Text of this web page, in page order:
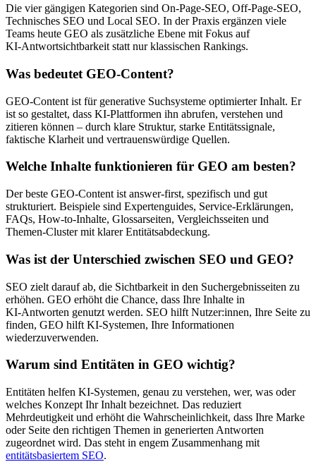
Die vier gängigen Kategorien sind On‑Page‑SEO, Off‑Page‑SEO,
Technisches SEO und Local SEO. In der Praxis ergänzen viele
Teams heute GEO als zusätzliche Ebene mit Fokus auf
KI‑Antwortsichtbarkeit statt nur klassischen Rankings.
Was bedeutet GEO‑Content?
GEO‑Content ist für generative Suchsysteme optimierter Inhalt. Er
ist so gestaltet, dass KI‑Plattformen ihn abrufen, verstehen und
zitieren können – durch klare Struktur, starke Entitätssignale,
faktische Klarheit und vertrauenswürdige Quellen.
Welche Inhalte funktionieren für GEO am besten?
Der beste GEO‑Content ist answer‑first, spezifisch und gut
strukturiert. Beispiele sind Expertenguides, Service‑Erklärungen,
FAQs, How‑to‑Inhalte, Glossarseiten, Vergleichsseiten und
Themen‑Cluster mit klarer Entitätsabdeckung.
Was ist der Unterschied zwischen SEO und GEO?
SEO zielt darauf ab, die Sichtbarkeit in den Suchergebnisseiten zu
erhöhen. GEO erhöht die Chance, dass Ihre Inhalte in
KI‑Antworten genutzt werden. SEO hilft Nutzer:innen, Ihre Seite zu
finden, GEO hilft KI‑Systemen, Ihre Informationen
wiederzuverwenden.
Warum sind Entitäten in GEO wichtig?
Entitäten helfen KI‑Systemen, genau zu verstehen, wer, was oder
welches Konzept Ihr Inhalt bezeichnet. Das reduziert
Mehrdeutigkeit und erhöht die Wahrscheinlichkeit, dass Ihre Marke
oder Seite den richtigen Themen in generierten Antworten
zugeordnet wird. Das steht in engem Zusammenhang mit
entitätsbasiertem SEO.